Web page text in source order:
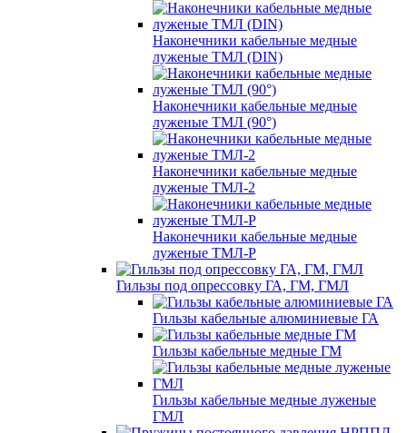
Наконечники кабельные медные
луженые ТМЛ (DIN)
Наконечники кабельные медные
луженые ТМЛ (90°)
Наконечники кабельные медные
луженые ТМЛ-2
Наконечники кабельные медные
луженые ТМЛ-Р
Гильзы под опрессовку ГА, ГМ, ГМЛ
Гильзы кабельные алюминиевые ГА
Гильзы кабельные медные ГМ
Гильзы кабельные медные луженые
ГМЛ